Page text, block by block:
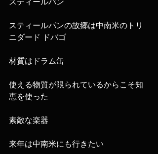
スティールパン
スティールパンの故郷は中南米のトリ
ニダード ドバゴ
材質はドラム缶
使える物質が限られているからこそ知
恵を使った
素敵な楽器
来年は中南米にも行きたい